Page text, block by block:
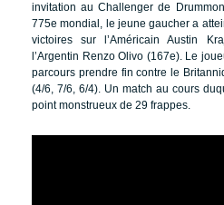
invitation au Challenger de
775e mondial, le jeune gaucher a
victoires sur l’Américain Austin
l’Argentin Renzo Olivo (167e). Le
parcours prendre fin contre le
(4/6, 7/6, 6/4). Un match au cours
point monstrueux de 29 frappes.